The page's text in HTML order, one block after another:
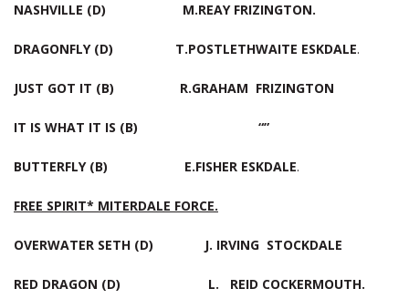
NASHVILLE (D) M.REAY FRIZINGTON.
DRAGONFLY (D) T.POSTLETHWAITE ESKDALE.
JUST GOT IT (B) R.GRAHAM FRIZINGTON
IT IS WHAT IT IS (B) “”
BUTTERFLY (B) E.FISHER ESKDALE.
FREE SPIRIT* MITERDALE FORCE.
OVERWATER SETH (D) J. IRVING STOCKDALE
RED DRAGON (D) L. REID COCKERMOUTH.